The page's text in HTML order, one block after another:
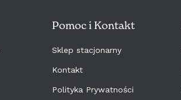
Pomoc i Kontakt
Sklep stacjonarny
Kontakt
Polityka Prywatności